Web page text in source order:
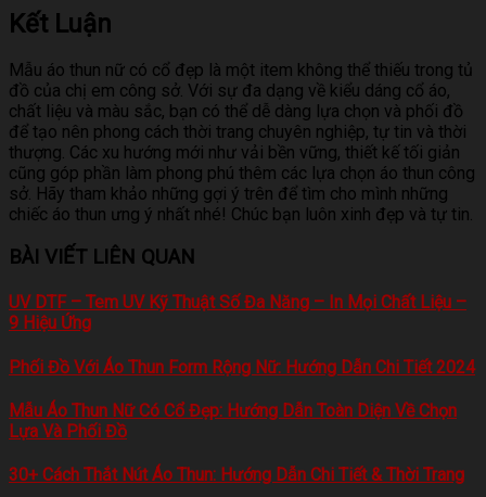
Kết Luận
Mẫu áo thun nữ có cổ đẹp là một item không thể thiếu trong tủ
đồ của chị em công sở. Với sự đa dạng về kiểu dáng cổ áo,
chất liệu và màu sắc, bạn có thể dễ dàng lựa chọn và phối đồ
để tạo nên phong cách thời trang chuyên nghiệp, tự tin và thời
thượng. Các xu hướng mới như vải bền vững, thiết kế tối giản
cũng góp phần làm phong phú thêm các lựa chọn áo thun công
sở. Hãy tham khảo những gợi ý trên để tìm cho mình những
chiếc áo thun ưng ý nhất nhé! Chúc bạn luôn xinh đẹp và tự tin.
BÀI VIẾT LIÊN QUAN
UV DTF – Tem UV Kỹ Thuật Số Đa Năng – In Mọi Chất Liệu –
9 Hiệu Ứng
Phối Đồ Với Áo Thun Form Rộng Nữ: Hướng Dẫn Chi Tiết 2024
Mẫu Áo Thun Nữ Có Cổ Đẹp: Hướng Dẫn Toàn Diện Về Chọn
Lựa Và Phối Đồ
30+ Cách Thắt Nút Áo Thun: Hướng Dẫn Chi Tiết & Thời Trang